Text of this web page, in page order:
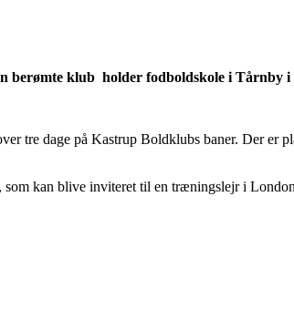
berømte klub holder fodboldskole i Tårnby i
tre dage på Kastrup Boldklubs baner. Der er
kan blive inviteret til en træningslejr i